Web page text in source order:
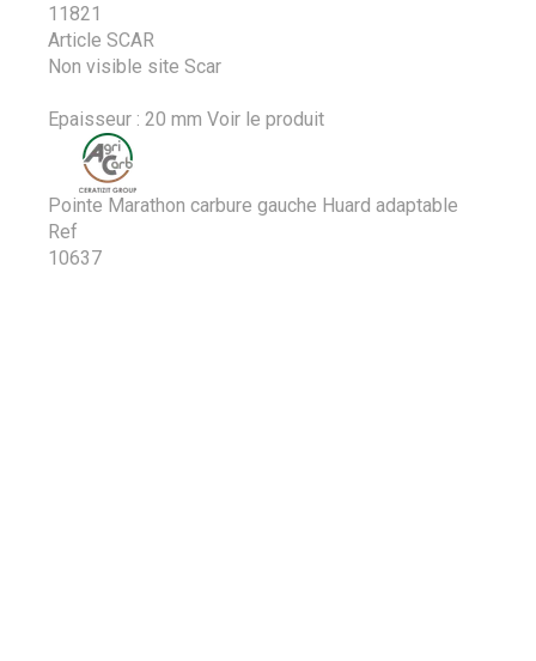
11821
Article SCAR
Non visible site Scar
Epaisseur : 20 mm Voir le produit
Pointe Marathon carbure gauche Huard adaptable
Ref
10637